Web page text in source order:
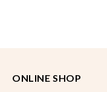
ONLINE SHOP